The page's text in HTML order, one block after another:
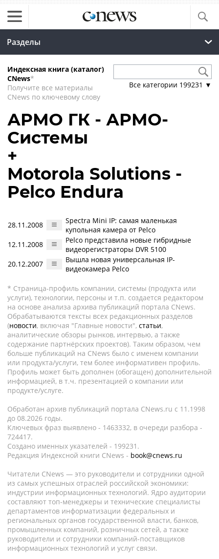
Разделы
Индексная книга (каталог)
CNews*
Получите все материалы
CNews по ключевому слову
Все категории 199231 ▼
АРМО ГК - АРМО-
Системы
+
Motorola Solutions -
Pelco Endura
28.11.2008
Spectra Mini IP: самая маленькая
купольная камера от Pelco
12.11.2008
Pelco представила новые гибридные
видеорегистраторы DVR 5100
20.12.2007
Вышла новая универсальная IP-
видеокамера Pelco
* Страница-профиль компании, системы (продукта или
услуги), технологии, персоны и т.п. создается редактором
на основе анализа архива публикаций портала CNews.
Обрабатываются тексты всех редакционных разделов
(новости, включая "Главные новости", статьи,
аналитические обзоры рынков, интервью, а также
содержание партнёрских проектов). Таким образом, чем
больше публикаций на CNews было с именем компании
или продукта/услуги, тем более информативен профиль.
Профиль может быть дополнен (обогащен) дополнительной
информацией, в т.ч. презентацией о компании или
продукте/услуге.
Обработан архив публикаций портала CNews.ru c 11.1998
до 08.2026 годы.
Ключевых фраз выявлено - 1463332, в очереди разбора -
724417.
Создано именных указателей - 199231.
Редакция Индексной книги CNews - book@cnews.ru
Читатели CNews — это руководители и сотрудники одной
из самых успешных отраслей российской экономики:
индустрии информационных технологий. Ядро аудитории
составляют топ-менеджеры и технические специалисты
департаментов информатизации федеральных и
региональных органов государственной власти, банков,
промышленных компаний, розничных сетей, а также
руководители и сотрудники компаний-поставщиков
информационных технологий и услуг связи.